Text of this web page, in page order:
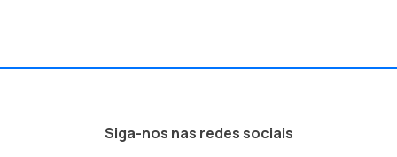
Siga-nos nas redes sociais